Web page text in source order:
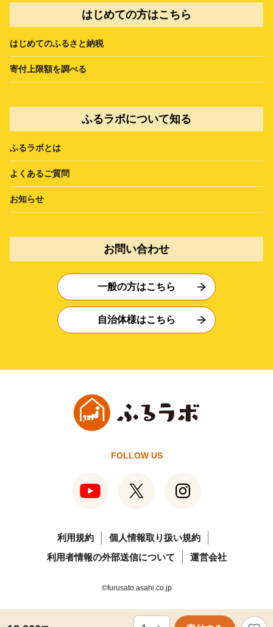
はじめての方はこちら
はじめてのふるさと納税
寄付上限額を調べる
ふるラボについて知る
ふるラボとは
よくあるご質問
お知らせ
お問い合わせ
一般の方はこちら
自治体様はこちら
FOLLOW US
利用規約
個人情報取り扱い規約
利用者情報の外部送信について
運営会社
©furusato.asahi.co.jp